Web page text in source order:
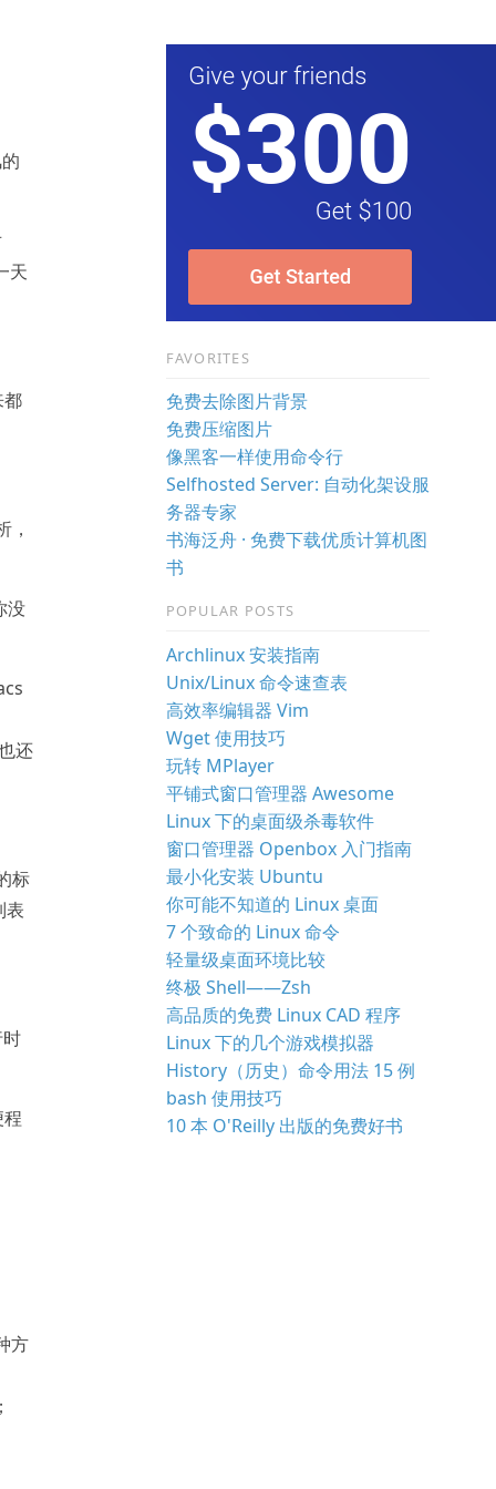
天
，
没
还
标
表
方
FAVORITES
免费去除图片背景
免费压缩图片
像黑客一样使用命令行
Selfhosted Server: 自动化架设服
务器专家
书海泛舟 · 免费下载优质计算机图
书
POPULAR POSTS
Archlinux 安装指南
Unix/Linux 命令速查表
高效率编辑器 Vim
Wget 使用技巧
玩转 MPlayer
平铺式窗口管理器 Awesome
Linux 下的桌面级杀毒软件
窗口管理器 Openbox 入门指南
最小化安装 Ubuntu
你可能不知道的 Linux 桌面
7 个致命的 Linux 命令
轻量级桌面环境比较
终极 Shell——Zsh
高品质的免费 Linux CAD 程序
Linux 下的几个游戏模拟器
History（历史）命令用法 15 例
bash 使用技巧
10 本 O'Reilly 出版的免费好书